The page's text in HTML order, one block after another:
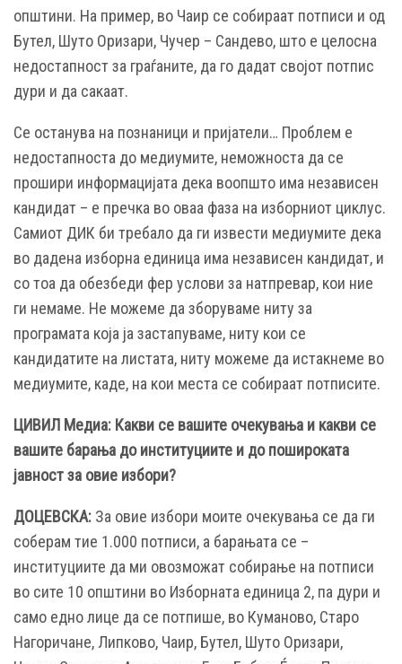
општини. На пример, во Чаир се собираат потписи и од
Бутел, Шуто Оризари, Чучер – Сандево, што е целосна
недостапност за граѓаните, да го дадат својот потпис
дури и да сакаат.
Се останува на познаници и пријатели… Проблем е
недостапноста до медиумите, неможноста да се
прошири информацијата дека воопшто има независен
кандидат – е пречка во оваа фаза на изборниот циклус.
Самиот ДИК би требало да ги извести медиумите дека
во дадена изборна единица има независен кандидат, и
со тоа да обезбеди фер услови за натпревар, кои ние
ги немаме. Не можеме да зборуваме ниту за
програмата која ја застапуваме, ниту кои се
кандидатите на листата, ниту можеме да истакнеме во
медиумите, каде, на кои места се собираат потписите.
ЦИВИЛ Медиа: Какви се вашите очекувања и какви се
вашите барања до институциите и до пошироката
јавност за овие избори?
ДОЦЕВСКА: За овие избори моите очекувања се да ги
соберам тие 1.000 потписи, а барањата се –
институциите да ми овозможат собирање на потписи
во сите 10 општини во Изборната единица 2, па дури и
само едно лице да се потпише, во Куманово, Старо
Нагоричане, Липково, Чаир, Бутел, Шуто Оризари,